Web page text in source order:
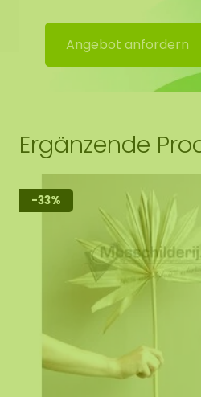
Angebot anfordern
Ergänzende
-33%